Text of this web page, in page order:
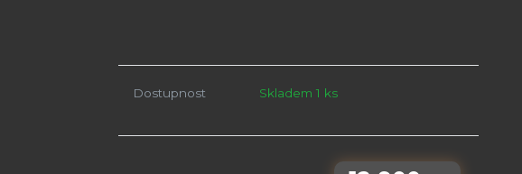
Dostupnost Skladem 1 ks